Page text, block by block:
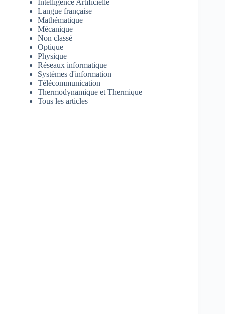
Intelligence Artificielle
Langue française
Mathématique
Mécanique
Non classé
Optique
Physique
Réseaux informatique
Systèmes d'information
Télécommunication
Thermodynamique et Thermique
Tous les articles